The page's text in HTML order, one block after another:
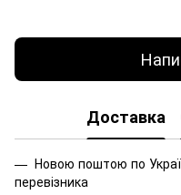
Доставка
— Новою поштою по
перевізника